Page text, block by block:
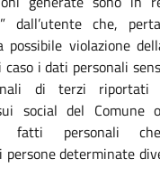
dall’utente che,
possibile violazione
caso i dati personali
di terzi riportati
social del Comune
fatti personali che
persone determinate